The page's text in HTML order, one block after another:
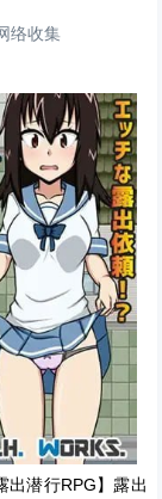
收集
出潜行RPG】露出